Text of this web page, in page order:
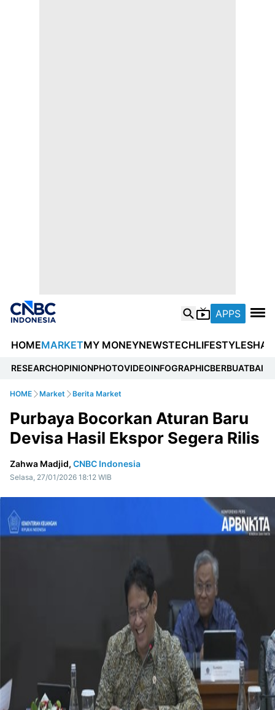
APPS
HOMEMARKETMY MONEYNEWSTECHLIFESTYLE
RESEARCHOPINIONPHOTOVIDEOINFOGRAPHIC
HOME Market Berita Market
Purbaya Bocorkan Aturan Baru
Devisa Hasil Ekspor Segera Rilis
Zahwa Madjid, CNBC Indonesia
Selasa, 27/01/2026 18:12 WIB